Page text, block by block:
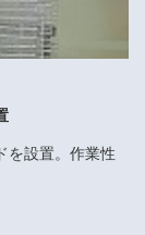
を設置。作業性